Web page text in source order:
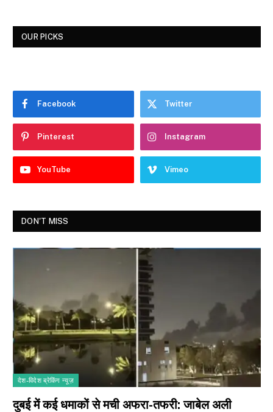
OUR PICKS
Facebook Twitter
Pinterest Instagram
YouTube Vimeo
DON'T MISS
देश-विदेश ब्रेकिंग न्यूज़
दुबई में कई धमाकों से मची अफरा-तफरी: जाबेल अली